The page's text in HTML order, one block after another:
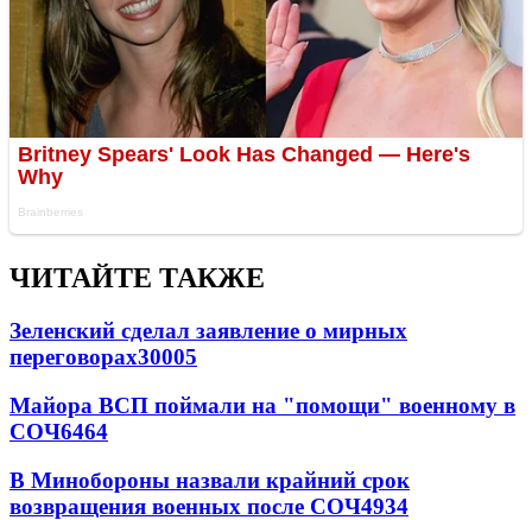
ЧИТАЙТЕ ТАКЖЕ
Зеленский сделал заявление о мирных
переговорах30005
Майора ВСП поймали на "помощи" военному в
СОЧ6464
В Минобороны назвали крайний срок
возвращения военных после СОЧ4934